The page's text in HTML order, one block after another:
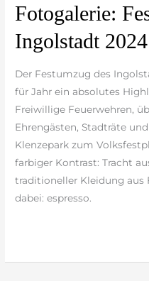
Fotogalerie:
Ingolstadt 2024
Der Festumzug des
für Jahr ein absolutes
Freiwillige Feuerwehren,
Ehrengästen, Stadträte
Klenzepark zum
farbiger Kontrast: Tracht
traditioneller Kleidung aus
dabei: espresso.
Fotogalerie:
Festumzug
Ingolstadt